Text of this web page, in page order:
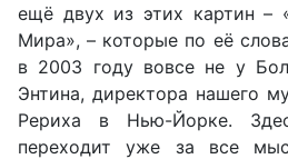
ещё двух из этих картин –
Мира», – которые по её
в 2003 году вовсе не у
Энтина, директора нашего
Рериха в Нью-Йорке.
переходит уже за все